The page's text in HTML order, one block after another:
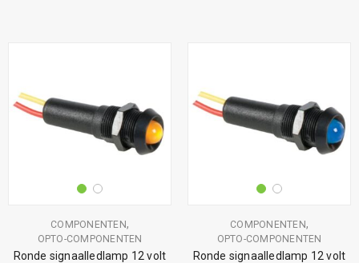
COMPONENTEN,
OPTO-COMPONENTEN
Ronde signaalledlamp 12 volt
COMPONENTEN,
OPTO-COMPONENTEN
Ronde signaalledlamp 12 volt